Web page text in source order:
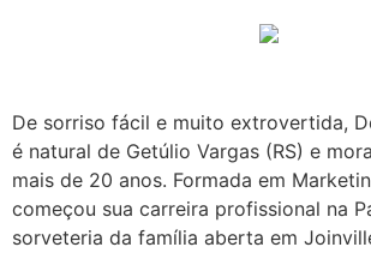
De sorriso fácil e muito extrovertida,
é natural de Getúlio Vargas (RS) e
mais de 20 anos. Formada em
começou sua carreira profissional na
sorveteria da família aberta em